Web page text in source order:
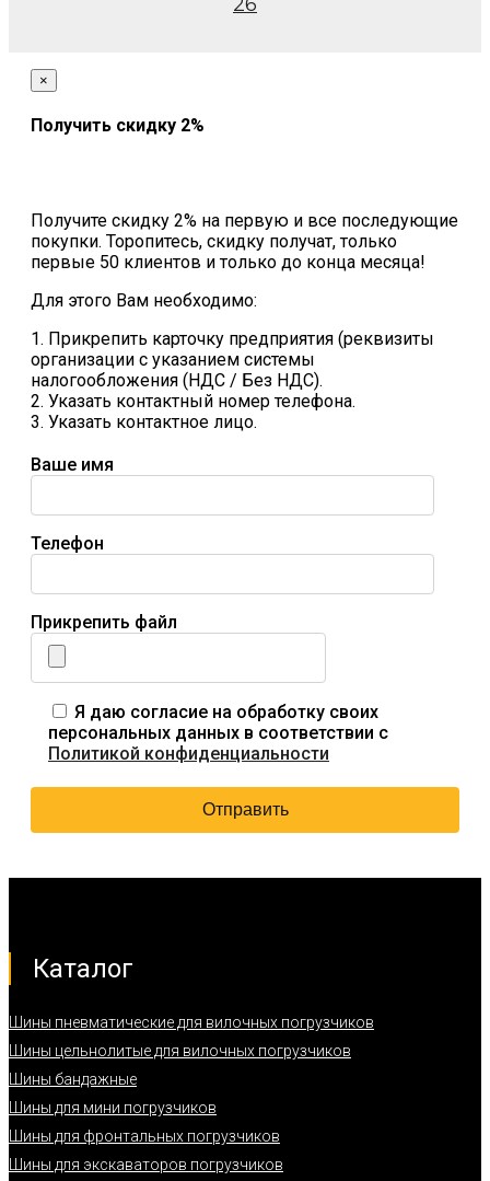
×
Получить скидку 2%
Получите скидку 2% на первую и все последующие
покупки. Торопитесь, скидку получат, только
первые 50 клиентов и только до конца месяца!
Для этого Вам необходимо:
1. Прикрепить карточку предприятия (реквизиты
организации с указанием системы
налогообложения (НДС / Без НДС).
2. Указать контактный номер телефона.
3. Указать контактное лицо.
Ваше имя
Телефон
Прикрепить файл
Я даю согласие на обработку своих
персональных данных в соответствии с
Политикой конфиденциальности
Каталог
Шины пневматические для вилочных погрузчиков
Шины цельнолитые для вилочных погрузчиков
Шины бандажные
Шины для мини погрузчиков
Шины для фронтальных погрузчиков
Шины для экскаваторов погрузчиков